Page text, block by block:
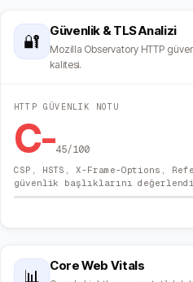
🔐
Güvenlik & TLS Analizi
Mozilla Observatory HTTP
kalitesi.
HTTP GÜVENLIK NOTU
C-45/100
CSP, HSTS, X-Frame-Options,
güvenlik başlıklarını
📊
Core Web Vitals